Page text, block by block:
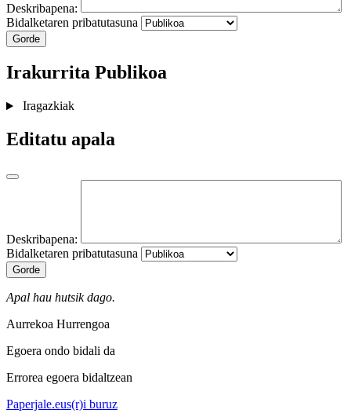
Deskribapena:
Bidalketaren pribatutasuna
Gorde
Irakurrita Publikoa
Iragazkiak
Editatu apala
Deskribapena:
Bidalketaren pribatutasuna
Gorde
Apal hau hutsik dago.
Aurrekoa Hurrengoa
Egoera ondo bidali da
Errorea egoera bidaltzean
Paperjale.eus(r)i buruz